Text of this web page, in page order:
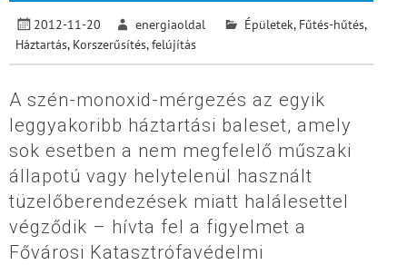
2012-11-20 energiaoldal Épületek, Fűtés-hűtés,
Háztartás, Korszerűsítés, felújítás
A szén-monoxid-mérgezés az egyik
leggyakoribb háztartási baleset, amely
sok esetben a nem megfelelő műszaki
állapotú vagy helytelenül használt
tüzelőberendezések miatt halálesettel
végződik – hívta fel a figyelmet a
Fővárosi Katasztrófavédelmi